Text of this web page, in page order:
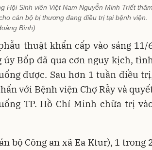
Hội Sinh viên Việt Nam Nguyễn Minh Triết thăm
cán bộ bị thương đang điều trị tại bệnh viện.
Bình)
thuật khẩn cấp vào sáng 11/
Bốp đã qua cơn nguy kịch, tình
được. Sau hơn 1 tuần điều
với Bệnh viện Chợ Rẫy và
TP. Hồ Chí Minhchữa trị
bộ Công an xã Ea Ktur), 1 trong